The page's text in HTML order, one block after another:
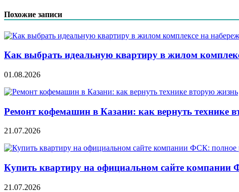
Похожие записи
Как выбрать идеальную квартиру в жилом
01.08.2026
Ремонт кофемашин в Казани: как вернуть технике
21.07.2026
Купить квартиру на официальном сайте компании
21.07.2026